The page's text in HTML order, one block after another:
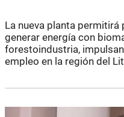
La nueva planta
generar energía con
forestoindustria,
empleo en la región del